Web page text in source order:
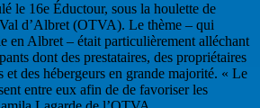
le 16e Éductour, sous la houlette de
d’Albret (OTVA). Le thème – qui
en Albret – était particulièrement alléchant
dont des prestataires, des propriétaires
et des hébergeurs en grande majorité. « Le
entre eux afin de de favoriser les